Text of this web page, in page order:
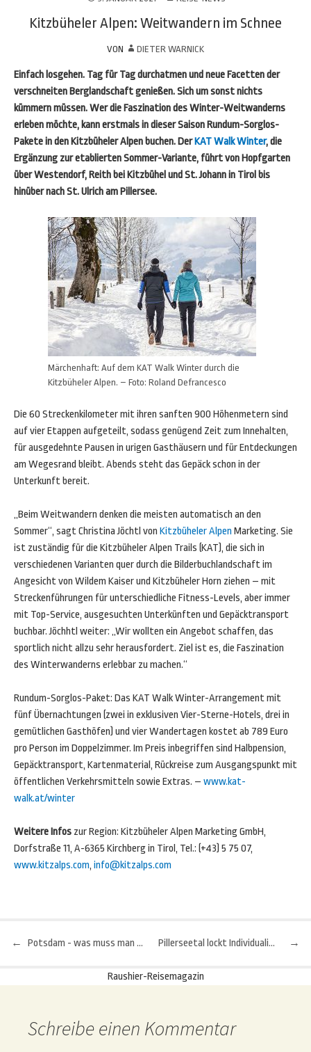
Kitzbüheler Alpen: Weitwandern im Schnee
VON DIETER WARNICK
Einfach losgehen. Tag für Tag durchatmen und neue Facetten der
verschneiten Berglandschaft genießen. Sich um sonst nichts
kümmern müssen. Wer die Faszination des Winter-Weitwanderns
erleben möchte, kann erstmals in dieser Saison Rundum-Sorglos-
Pakete in den Kitzbüheler Alpen buchen. DerKAT Walk Winter, die
Ergänzung zur etablierten Sommer-Variante, führt von Hopfgarten
über Westendorf, Reith bei Kitzbühel und St. Johann in Tirol bis
hinüber nach St. Ulrich am Pillersee.
Märchenhaft: Auf dem KAT Walk Winter durch die
Kitzbüheler Alpen. – Foto: Roland Defrancesco
Die 60 Streckenkilometer mit ihren sanften 900 Höhenmetern sind
auf vier Etappen aufgeteilt, sodass genügend Zeit zum Innehalten,
für ausgedehnte Pausen in urigen Gasthäusern und für Entdeckungen
am Wegesrand bleibt. Abends steht das Gepäck schon in der
Unterkunft bereit.
„Beim Weitwandern denken die meisten automatisch an den
Sommer“, sagt Christina Jöchtl von Kitzbüheler Alpen Marketing. Sie
ist zuständig für die Kitzbüheler Alpen Trails (KAT), die sich in
verschiedenen Varianten quer durch die Bilderbuchlandschaft im
Angesicht von Wildem Kaiser und Kitzbüheler Horn ziehen – mit
Streckenführungen für unterschiedliche Fitness-Levels, aber immer
mit Top-Service, ausgesuchten Unterkünften und Gepäcktransport
buchbar. Jöchhtl weiter: „Wir wollten ein Angebot schaffen, das
sportlich nicht allzu sehr herausfordert. Ziel ist es, die Faszination
des Winterwanderns erlebbar zu machen.“
Rundum-Sorglos-Paket: Das KAT Walk Winter-Arrangement mit
fünf Übernachtungen (zwei in exklusiven Vier-Sterne-Hotels, drei in
gemütlichen Gasthöfen) und vier Wandertagen kostet ab 789 Euro
pro Person im Doppelzimmer. Im Preis inbegriffen sind Halbpension,
Gepäcktransport, Kartenmaterial, Rückreise zum Ausgangspunkt mit
öffentlichen Verkehrsmitteln sowie Extras. – www.kat-
walk.at/winter
Weitere Infos zur Region: Kitzbüheler Alpen Marketing GmbH,
Dorfstraße 11, A-6365 Kirchberg in Tirol, Tel.: (+43) 5 75 07,
www.kitzalps.com, info@kitzalps.com
Beitragsnavigation
← Potsdam - was muss man gesehen haben →
Pillerseetal lockt Individualisten zum Winter-Camping
Raushier-Reisemagazin
Schreibe einen Kommentar